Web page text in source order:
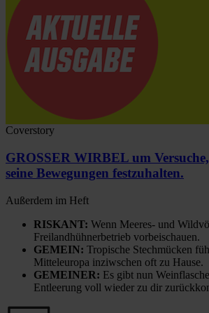
Coverstory
GROSSER WIRBEL um
seine Bewegungen festzuhalten.
Außerdem im Heft
RISKANT: Wenn Meeres- und
Freilandhühnerbetrieb vorbeischauen.
GEMEIN: Tropische Stechmücken
Mitteleuropa inziwschen oft zu Hause.
GEMEINER: Es gibt nun
Entleerung voll wieder zu dir